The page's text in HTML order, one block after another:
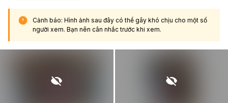
Cảnh báo: Hình ảnh sau đây có thể gây khó chịu cho một số
người xem. Bạn nên cân nhắc trước khi xem.